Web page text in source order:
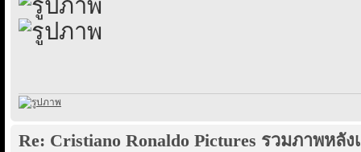
Re: Cristiano Ronaldo Pictures รวมภาพหลั